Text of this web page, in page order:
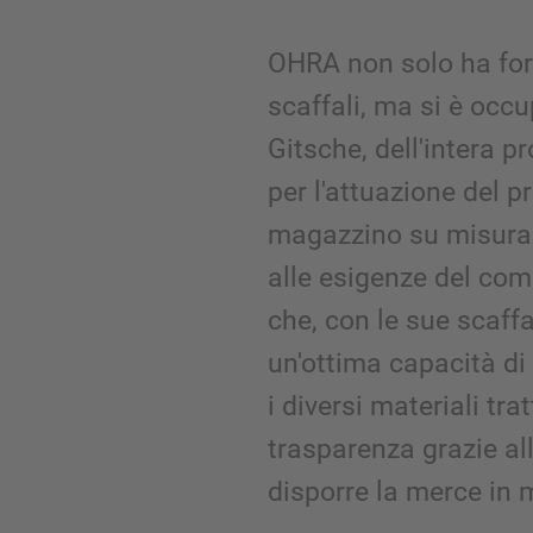
OHRA non solo ha
scaffali, ma si è
Gitsche, dell'intera
per l'attuazione del
magazzino su
alle esigenze del
che, con le sue
un'ottima capacità
i diversi materiali
trasparenza grazie
disporre la merce in